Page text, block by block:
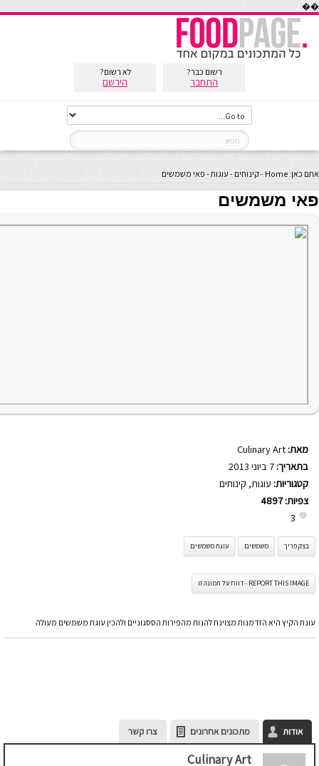
��
רשום כבר?
התחבר
לא רשום?
הירשם
אתם כאן: Home
-קינוחים - עוגות- פאי משמשים
פאי משמשים
מאת: Culinary Art
בתאריך:
קטגוריות: עוגות, קינוחים
צפיות:4897
3
בצק פריך משמשים עוגת משמשים
REPORT THIS IMAGE - דווח על תמונה זו
עונת הקיץ היא הזדמנות מצוינת להנות מהפירות הססגוניים ולהכין עוגת משמשים מעולה
אודות מתכונים אחרונים צרו קשר
Culinary Art